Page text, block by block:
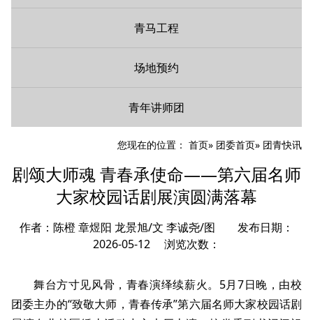
青马工程
场地预约
青年讲师团
您现在的位置： 首页» 团委首页» 团青快讯
剧颂大师魂 青春承使命——第六届名师
大家校园话剧展演圆满落幕
作者：陈橙 章煜阳 龙景旭/文 李诚尧/图 发布日期：
2026-05-12 浏览次数：
舞台方寸见风骨，青春演绎续薪火。5月7日晚，由校
团委主办的“致敬大师，青春传承”第六届名师大家校园话剧